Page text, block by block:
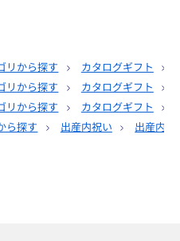
リから探す カタログギフト
リから探す カタログギフト
リから探す カタログギフト
ら探す 出産内祝い 出産内祝